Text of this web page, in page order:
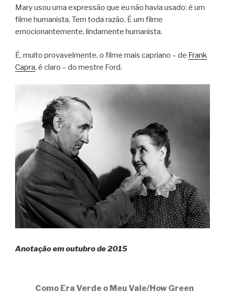
Mary usou uma expressão que eu não havia usado: é um
filme humanista. Tem toda razão. É um filme
emocionantemente, lindamente humanista.
É, muito provavelmente, o filme mais capriano – de Frank
Capra, é claro – do mestre Ford.
Anotação em outubro de 2015
Como Era Verde o Meu Vale/How Green